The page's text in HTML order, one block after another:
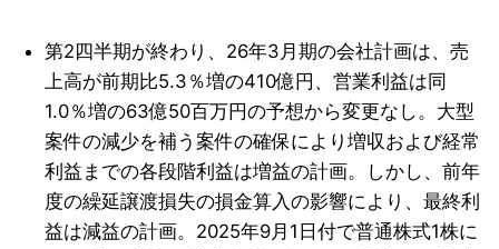
第2四半期が終わり、26年3月期の会社計画は、売
上高が前期比5.3％増の410億円、営業利益は同
1.0％増の63億50百万円の予想から変更なし。大型
案件の減少を補う案件の確保により増収および経常
利益までの各段階利益は増益の計画。しかし、前年
度の繰延譲渡損失の損金算入の影響により、最終利
益は減益の計画。2025年9月1日付で普通株式1株に